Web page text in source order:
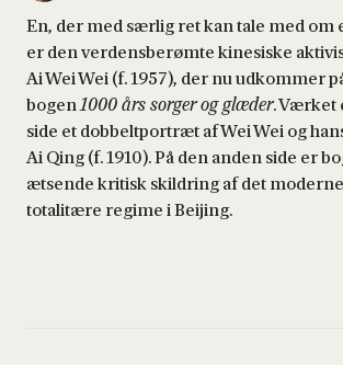
En, der med særlig ret kan tale med om
er den verdensberømte kinesiske
Ai Wei Wei (f. 1957), der nu udkommer
bogen1000 års sorger og glæder. Værket
side et dobbeltportræt af Wei Wei og
Ai Qing (f. 1910). På den anden side er
ætsende kritisk skildring af det
totalitære regime i Beijing.